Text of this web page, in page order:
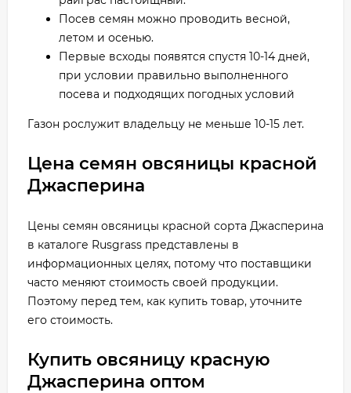
Посев семян можно проводить весной,
летом и осенью.
Первые всходы появятся спустя 10-14 дней,
при условии правильно выполненного
посева и подходящих погодных условий
Газон рослужит владельцу не меньше 10-15 лет.
Цена семян овсяницы красной
Джасперина
Цены семян овсяницы красной сорта Джасперина
в каталоге Rusgrass представлены в
информационных целях, потому что поставщики
часто меняют стоимость своей продукции.
Поэтому перед тем, как купить товар, уточните
его стоимость.
Купить овсяницу красную
Джасперина оптом